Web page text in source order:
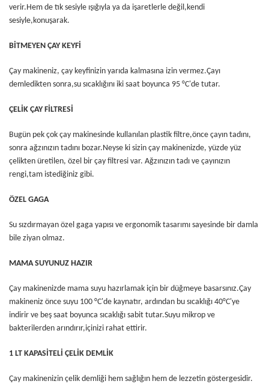
verir.Hem de tık sesiyle ışığıyla ya da işaretlerle değil,kendi
sesiyle,konuşarak.
BİTMEYEN ÇAY KEYFİ
Çay makineniz, çay keyfinizin yarıda kalmasına izin vermez.Çayı
demledikten sonra,su sıcaklığını iki saat boyunca 95 °C'de tutar.
ÇELİK ÇAY FİLTRESİ
Bugün pek çok çay makinesinde kullanılan plastik filtre,önce çayın tadını,
sonra ağzınızın tadını bozar.Neyse ki sizin çay makinenizde, yüzde yüz
çelikten üretilen, özel bir çay filtresi var. Ağzınızın tadı ve çayınızın
rengi,tam istediğiniz gibi.
ÖZEL GAGA
Su sızdırmayan özel gaga yapısı ve ergonomik tasarımı sayesinde bir damla
bile ziyan olmaz.
MAMA SUYUNUZ HAZIR
Çay makinenizde mama suyu hazırlamak için bir düğmeye basarsınız.Çay
makineniz önce suyu 100 °C'de kaynatır, ardından bu sıcaklığı 40°C'ye
indirir ve beş saat boyunca sıcaklığı sabit tutar.Suyu mikrop ve
bakterilerden arındırır,içinizi rahat ettirir.
1 LT KAPASİTELİ ÇELİK DEMLİK
Çay makinenizin çelik demliği hem sağlığın hem de lezzetin göstergesidir.